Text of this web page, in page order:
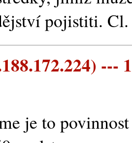
pojistiti. Cl.
---
je to